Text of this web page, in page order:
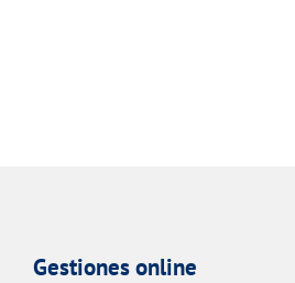
Gestiones online